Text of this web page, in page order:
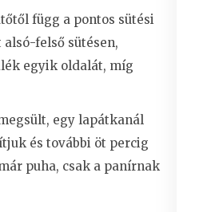
függ a pontos sütési
felső sütésen,
egyik oldalát, míg
egy lapátkanál
és további öt percig
puha, csak a panírnak